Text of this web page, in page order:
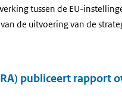
tussen de EU-
de uitvoering van de
publiceert rapport